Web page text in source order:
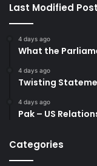
Last Modified
4 days ago
What the
4 days ago
Twisting
4 days ago
Pak – US
Categories